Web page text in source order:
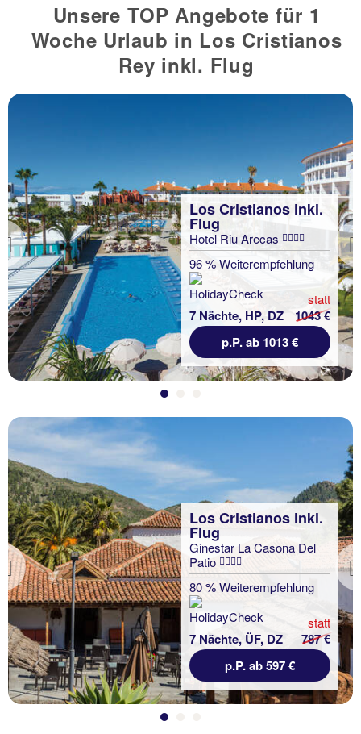
Unsere TOP Angebote für 1
Woche Urlaub in Los Cristianos
Rey inkl. Flug
Previous
Los Cristianos inkl.
Flug
Hotel Riu Arecas
96 % Weiterempfehlung
7 Nächte, HP, DZ
statt
1043 €
p.P. ab 1013 €
Previous
Los Cristianos inkl.
Flug
Ginestar La Casona Del
Patio
80 % Weiterempfehlung
7 Nächte, ÜF, DZ
statt
787 €
p.P. ab 597 €